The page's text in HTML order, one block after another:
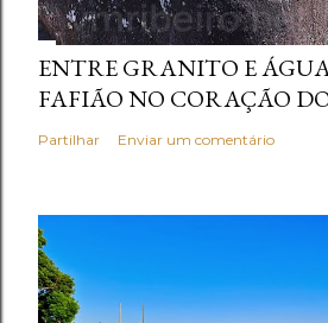
ENTRE GRANITO E
FAFIÃO NO CORAÇÃO
Partilhar Enviar um comentário